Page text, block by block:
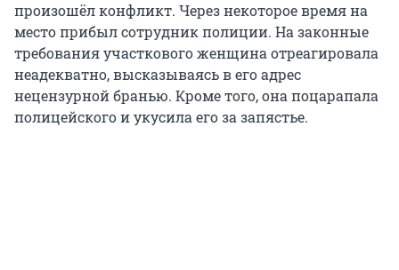
произошёл конфликт. Через некоторое время на
место прибыл сотрудник полиции. На законные
требования участкового женщина отреагировала
неадекватно, высказываясь в его адрес
нецензурной бранью. Кроме того, она поцарапала
полицейского и укусила его за запястье.